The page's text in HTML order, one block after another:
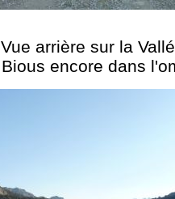
Vue arrière sur la
Bious encore dans